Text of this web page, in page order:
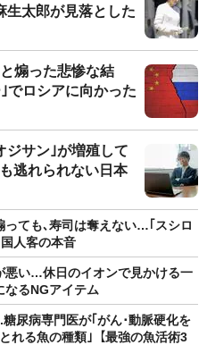
生太郎が見落とした
煽った悲惨な結
ロシアに向かった
ジサン｣が増殖して
逃れられない日本
っても､寿司は奪えない…｢スシロ
人客の本音
悪い…休日のイオンで見かける一
なるNGアイテム
尿病専門医が｢がん･動脈硬化を
れる魚の種類｣【最強の魚活術3